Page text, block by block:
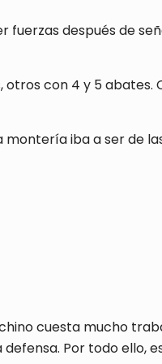
fuerzas después de
con 4 y 5 abates.
iba a ser de
cuesta mucho
Por todo ello,